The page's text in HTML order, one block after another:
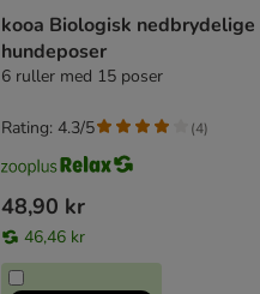
kooa Biologisk nedbrydelige
hundeposer
6 ruller med 15 poser
48,90 kr
46,46 kr
Rating: 4.3/5 (4)